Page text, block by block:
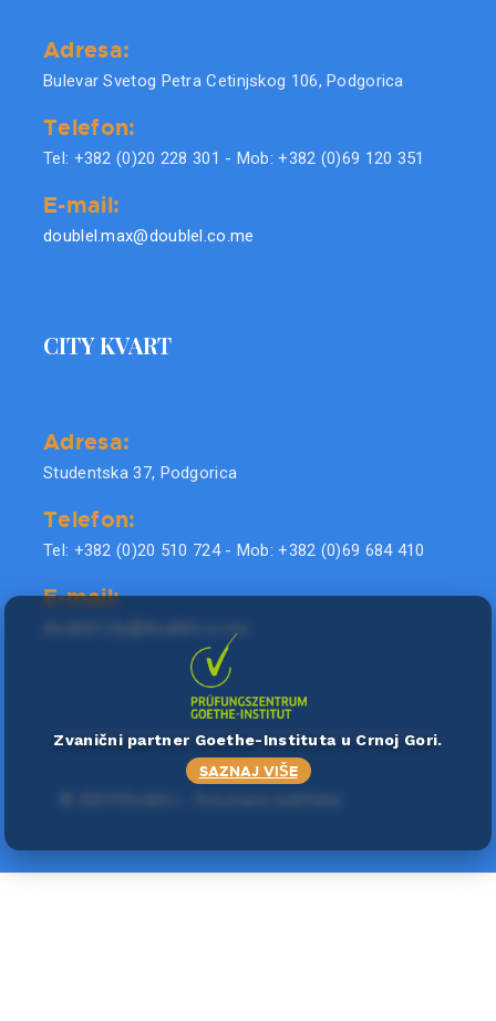
Adresa:
Bulevar Svetog Petra Cetinjskog 106, Podgorica
Telefon:
Tel: +382 (0)20 228 301 - Mob: +382 (0)69 120 351
E-mail:
doublel.max@doublel.co.me
CITY KVART
Adresa:
Studentska 37, Podgorica
Telefon:
Tel: +382 (0)20 510 724 - Mob: +382 (0)69 684 410
E-mail:
Zvanični partner Goethe-Instituta u Crnoj Gori.
SAZNAJ VIŠE